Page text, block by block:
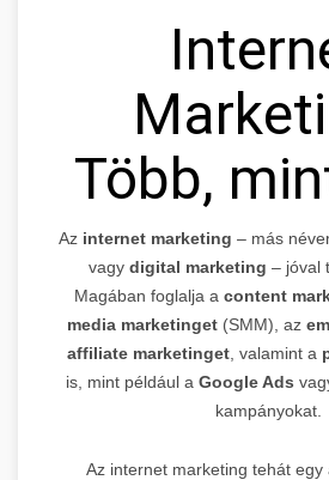
Több,
Az internet marketing – más
vagy digital marketing – jóval
Magában foglalja a content
media marketinget(SMM), az
affiliate marketinget, valamint a
is, mint például a Google Ads
kampányokat.
Az internet marketing tehát egy